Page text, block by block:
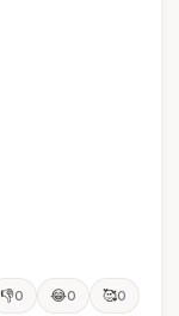
👎0 😂0 🥰0